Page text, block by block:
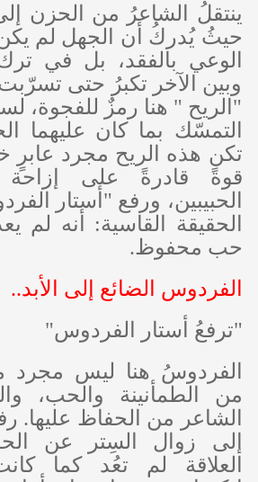
ينتقلُ الشاعرُ من الحزن
حيثُ يُدركُ أن الجهل لم
الوعي بالفقد، بل في
وبين الآخر تكبرُ حتى تسرّبت
"الريح " هنا رمزٌ للفجوة،
التمسّك بما كان عليهما
تكن هذه الريح مجرد عابرٍ
قوةً قادرةً على
الحبيبين، ورفع "أستار
الحقيقة القاسية: أنه لم
حب محفوظ.
الفردوس الضائع إلى الأبد..
"ترفعُ أستار الفردوس"
الفردوسُ هنا ليس مجرد
من الطمأنينة والحب،
الشاعر من الحفاظ عليها.
إلى زوال السِتر عن
العلاقة لم تعُد كما